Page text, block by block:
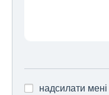
надсилати